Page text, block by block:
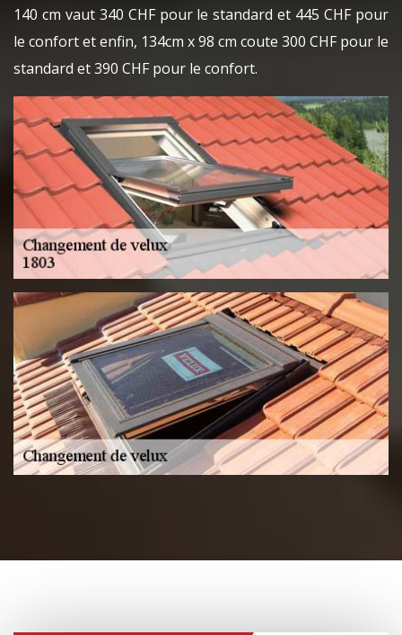
140 cm vaut 340 CHF pour le standard et 445 CHF pour
le confort et enfin, 134cm x 98 cm coute 300 CHF pour le
standard et 390 CHF pour le confort.